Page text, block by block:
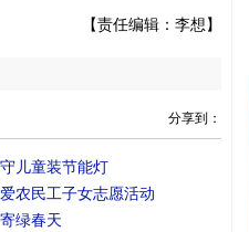
【责任编辑：李想】
分享到：
儿童装节能灯
农民工子女志愿活动
绿春天